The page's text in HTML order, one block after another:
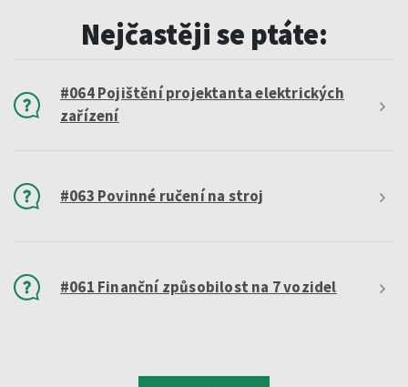
Nejčastěji se ptáte:
#064 Pojištění projektanta elektrických
zařízení
#063 Povinné ručení na stroj
#061 Finanční způsobilost na 7 vozidel